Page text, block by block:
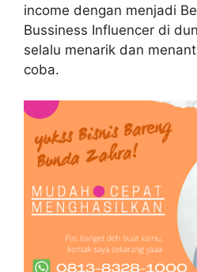
income dengan menjadi
Bussiness Influencer di
selalu menarik dan
coba.